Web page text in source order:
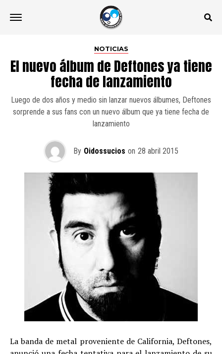
NOTICIAS
El nuevo álbum de Deftones ya tiene
fecha de lanzamiento
Luego de dos años y medio sin lanzar nuevos álbumes, Deftones
sorprende a sus fans con un nuevo álbum que ya tiene fecha de
lanzamiento
By Oidossucios on 28 abril 2015
La banda de metal proveniente de California, Deftones,